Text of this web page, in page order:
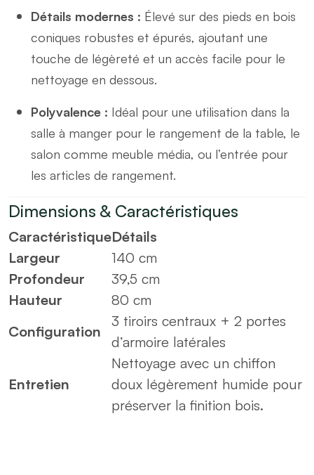
Détails modernes : Élevé sur des pieds en bois
coniques robustes et épurés, ajoutant une
touche de légèreté et un accès facile pour le
nettoyage en dessous.
Polyvalence : Idéal pour une utilisation dans la
salle à manger pour le rangement de la table, le
salon comme meuble média, ou l’entrée pour
les articles de rangement.
Dimensions & Caractéristiques
CaractéristiqueDétails
Largeur
140 cm
Profondeur
39,5 cm
Hauteur
80 cm
Configuration
3 tiroirs centraux + 2 portes
d’armoire latérales
Entretien
Nettoyage avec un chiffon
doux légèrement humide pour
préserver la finition bois.